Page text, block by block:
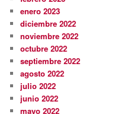
enero 2023
diciembre 2022
noviembre 2022
octubre 2022
septiembre 2022
agosto 2022
julio 2022
junio 2022
mayo 2022